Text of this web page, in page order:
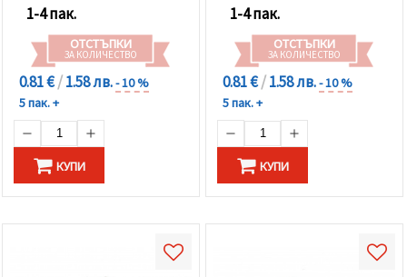
1-4 пак.
ОТСТЪПКИ
ЗА КОЛИЧЕСТВО
0.81 €/1.58 лв.- 10 %
5 пак. +
КУПИ
1-4 пак.
ОТСТЪПКИ
ЗА КОЛИЧЕСТВО
0.81 €/1.58 лв.- 10 %
5 пак. +
КУПИ